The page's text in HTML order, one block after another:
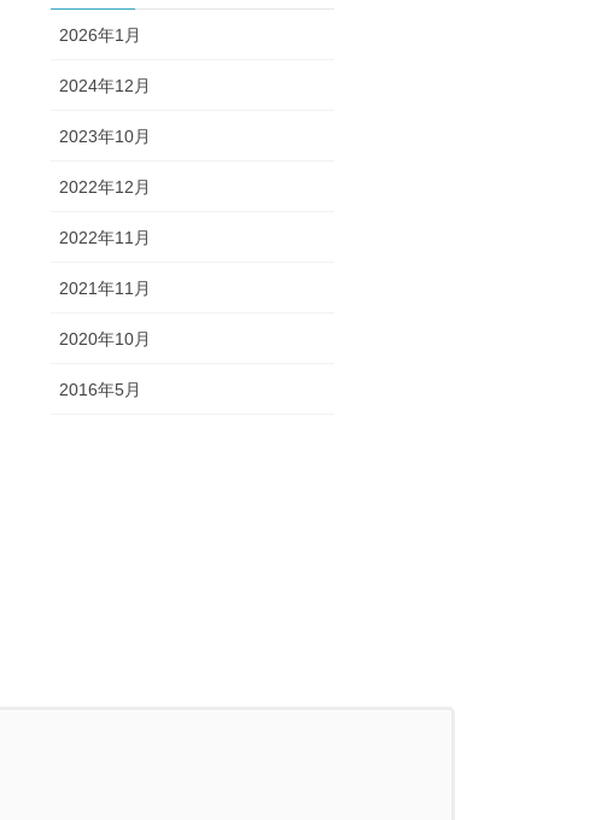
2026年1月
2024年12月
2023年10月
2022年12月
2022年11月
2021年11月
2020年10月
2016年5月